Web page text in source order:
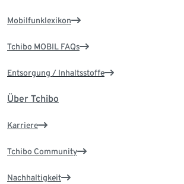
Mobilfunklexikon
Tchibo MOBIL FAQs
Entsorgung / Inhaltsstoffe
Über Tchibo
Karriere
Tchibo Community
Nachhaltigkeit